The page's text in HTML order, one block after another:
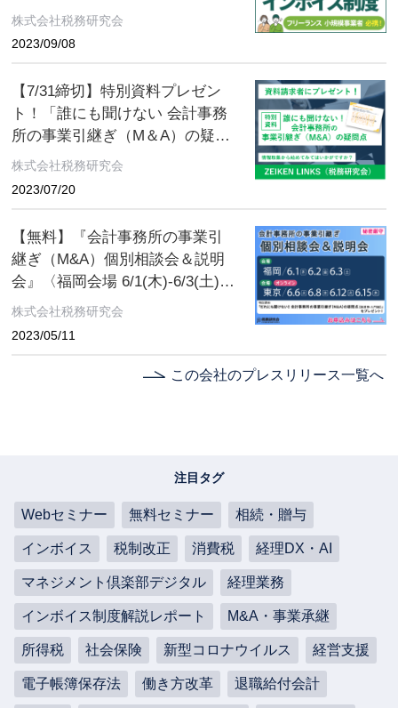
度
株式会社税務研究会
2023/09/08
【7/31締切】特別資料プレゼン
ト！「誰にも聞けない 会計事務
所の事業引継ぎ（M＆A）の疑問
点［譲渡用・入門編］」「知っ
株式会社税務研究会
2023/07/20
【無料】『会計事務所の事業引
継ぎ（M&A）個別相談会＆説明
会』〈福岡会場 6/1(木)‐6/3(土)／
東京会場6/6(火)‐6/15(木)〉【特
（M&A）の疑問点〈譲渡用・入
株式会社税務研究会
2023/05/11
この会社のプレスリリース一覧へ
注目タグ
Webセミナー 無料セミナー 相続・贈与
インボイス 税制改正 消費税 経理DX・AI
マネジメント倶楽部デジタル 経理業務
インボイス制度解説レポート M&A・事業承継
所得税 社会保険 新型コロナウイルス 経営支援
電子帳簿保存法 働き方改革 退職給付会計